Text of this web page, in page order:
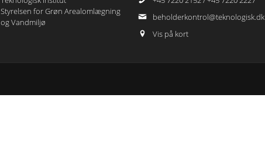
Styrelsen for Grøn Arealomlægning
og Vandmiljø
beholderkontrol@teknologisk.dk
Vis på kort